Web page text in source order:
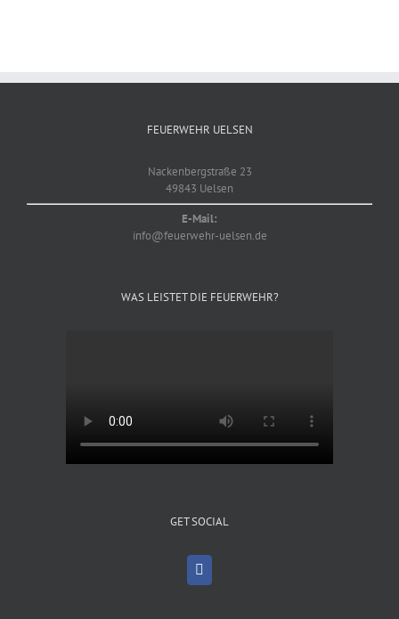
FEUERWEHR UELSEN
Nackenbergstraße 23
49843 Uelsen
E-Mail:
info@feuerwehr-uelsen.de
WAS LEISTET DIE FEUERWEHR?
GET SOCIAL